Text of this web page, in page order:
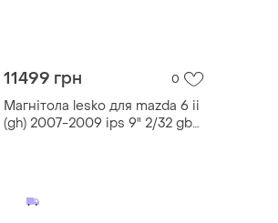
11499 грн 0
Магнітола lesko для mazda 6 ii
(gh) 2007-2009 ips 9" 2/32 gb